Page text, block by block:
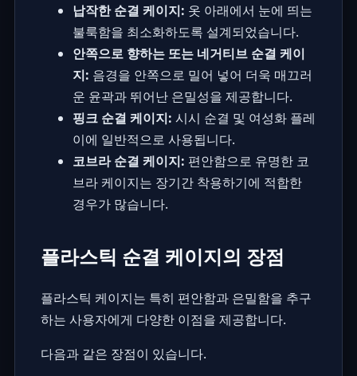
납작한 순결 케이지: 옷 아래에서 눈에 띄는
불룩함을 최소화하도록 설계되었습니다.
안쪽으로 향하는 또는 네거티브 순결 케이
지: 음경을 안쪽으로 밀어 넣어 더욱 매끄러
운 윤곽과 뛰어난 은밀성을 제공합니다.
핑크 순결 케이지: 시시 순결 및 여성화 플레
이에 일반적으로 사용됩니다.
코브라 순결 케이지: 편안함으로 유명한 코
브라 케이지는 장기간 착용하기에 적합한
경우가 많습니다.
플라스틱 순결 케이지의 장점
플라스틱 케이지는 특히 편안함과 은밀함을 추구
하는 사용자에게 다양한 이점을 제공합니다.
다음과 같은 장점이 있습니다.